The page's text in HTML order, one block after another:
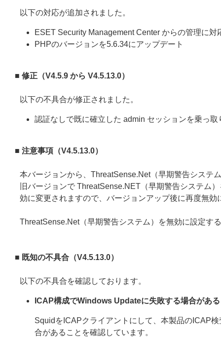
以下の対応が追加されました。
ESET Security Management Center からの管理に対
PHPのバージョンを5.6.34にアップデート
■ 修正（V4.5.9 から V4.5.13.0）
以下の不具合が修正されました。
認証なしで既に確立した admin セッションを乗っ
■ 注意事項（V4.5.13.0）
本バージョンから、ThreatSense.Net（早期警告システ
旧バージョンで ThreatSense.NET（早期警告システム
効に変更されますので、バージョンアップ後に再度無効
ThreatSense.Net（早期警告システム）を無効に設定す
■ 既知の不具合（V4.5.13.0）
以下の不具合を確認しております。
ICAP構成でWindows Updateに失敗する場合がある
SquidをICAPクライアントにして、本製品のICAP
合があることを確認しています。